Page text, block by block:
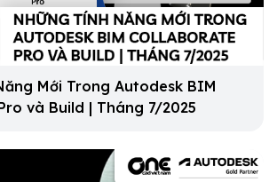
Mới Trong Autodesk BIM
và Build | Tháng 7/2025